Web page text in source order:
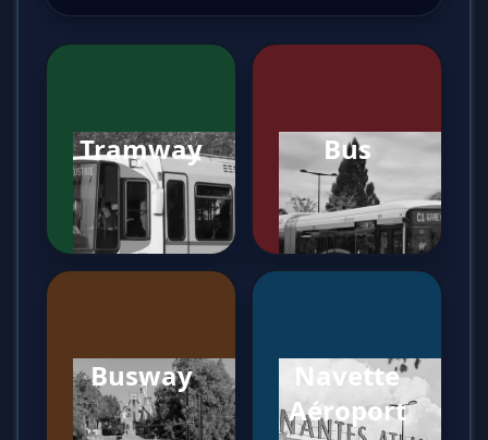
Tramway Bus
Busway
Navette
Aéroport